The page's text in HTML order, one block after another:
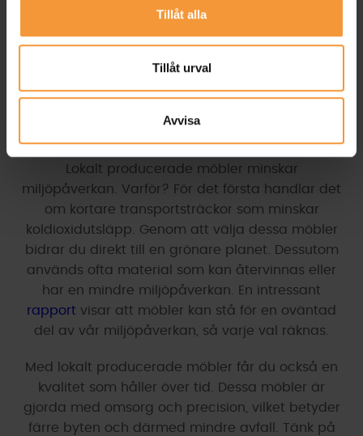
Tillåt alla
Tillåt urval
Avvisa
Att välja lokalt producerade möbler är ett steg
Men vad innebär det egentligen för dig? Låt oss
utforska två av de mest betydande fördelarna.
Verksamhet
Lokalt producerade möbler minskar
miljöpåverkan. Varför? För det första handlar det
om kortare transportsträckor som minskar
koldioxidutsläpp. Genom att välja dessa möbler
bidrar du direkt till en grönare planet. Dessutom
används ofta material som kan återvinnas eller
har en mindre miljöpåverkan. En intressant
rapport visar att möbler kan stå för en oväntad
del av vår miljöpåverkan, så varje val räknas.
Med lokalt producerade möbler får du också en
kvalitet som håller över tid. Dessa möbler är
gjorda med omsorg och precision, vilket betyder
färre byten och därmed mindre avfall. Tänk på